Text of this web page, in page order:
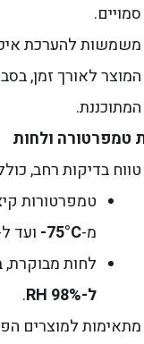
סמויים.
משמשות להערכת
המוצר לאורך זמן,
המתוכננת.
טמפרטורה ולחות
טווח בדיקות רחב,
טמפרטורות
מ-75°C- ועד
לחות מבוקרת,
ל-98% RH
.
מתאימות למוצרים